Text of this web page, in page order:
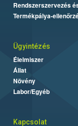
Rendszerszervezés
Termékpálya-
Ügyintézés
Élelmiszer
Állat
Növény
Labor/Egyéb
Kapcsolat